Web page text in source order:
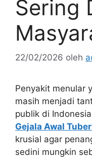
Sering
22/02/2026 oleh
Penyakit menular
masih menjadi
publik di
Gejala Awal
krusial agar
sedini mungkin